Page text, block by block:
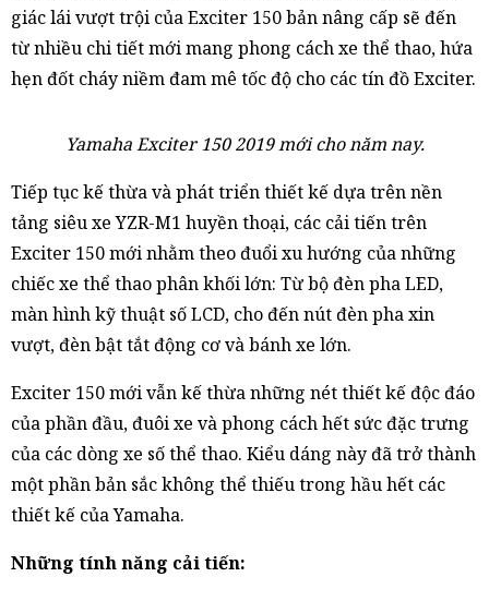
giác lái vượt trội của Exciter 150 bản nâng cấp sẽ đến
từ nhiều chi tiết mới mang phong cách xe thể thao, hứa
hẹn đốt cháy niềm đam mê tốc độ cho các tín đồ Exciter.
Yamaha Exciter 150 2019 mới cho năm nay.
Tiếp tục kế thừa và phát triển thiết kế dựa trên nền
tảng siêu xe YZR-M1 huyền thoại, các cải tiến trên
Exciter 150 mới nhằm theo đuổi xu hướng của những
chiếc xe thể thao phân khối lớn: Từ bộ đèn pha LED,
màn hình kỹ thuật số LCD, cho đến nút đèn pha xin
vượt, đèn bật tắt động cơ và bánh xe lớn.
Exciter 150 mới vẫn kế thừa những nét thiết kế độc đáo
của phần đầu, đuôi xe và phong cách hết sức đặc trưng
của các dòng xe số thể thao. Kiểu dáng này đã trở thành
một phần bản sắc không thể thiếu trong hầu hết các
thiết kế của Yamaha.
Những tính năng cải tiến: